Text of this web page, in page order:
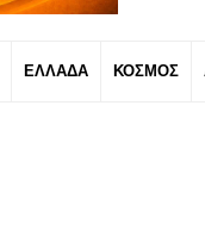
ΕΛΛΑΔΑ ΚΟΣΜΟΣ